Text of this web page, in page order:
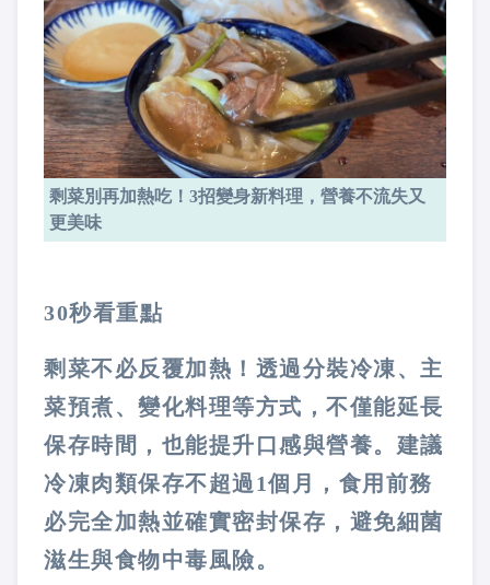
剩菜別再加熱吃！3招變身新料理，營養不流失又
更美味
30秒看重點
剩菜不必反覆加熱！透過分裝冷凍、主
菜預煮、變化料理等方式，不僅能延長
保存時間，也能提升口感與營養。建議
冷凍肉類保存不超過1個月，食用前務
必完全加熱並確實密封保存，避免細菌
滋生與食物中毒風險。